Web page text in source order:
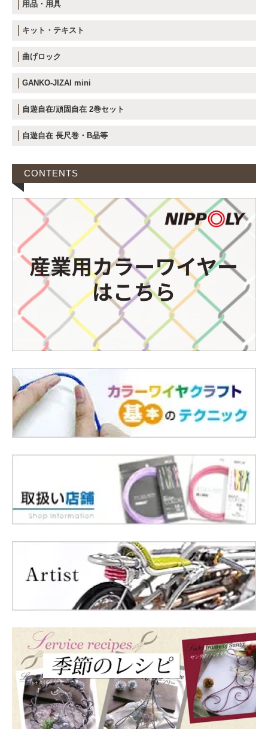
用品・用具
キット・テキスト
曲げロック
GANKO-JIZAI mini
自遊自在/頑固自在 2巻セット
自遊自在 長尺巻・B品等
CONTENTS